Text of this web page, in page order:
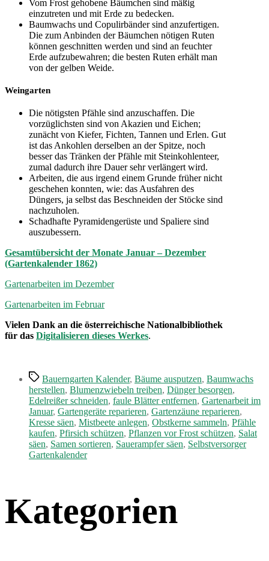
Vom Frost gehobene Bäumchen sind mäßig
einzutreten und mit Erde zu bedecken.
Baumwachs und Copulirbänder sind anzufertigen.
Die zum Anbinden der Bäumchen nötigen Ruten
können geschnitten werden und sind an feuchter
Erde aufzubewahren; die besten Ruten erhält man
von der gelben Weide.
Weingarten
Die nötigsten Pfähle sind anzuschaffen. Die
vorzüglichsten sind von Akazien und Eichen;
zunächt von Kiefer, Fichten, Tannen und Erlen. Gut
ist das Ankohlen derselben an der Spitze, noch
besser das Tränken der Pfähle mit Steinkohlenteer,
zumal dadurch ihre Dauer sehr verlängert wird.
Arbeiten, die aus irgend einem Grunde früher nicht
geschehen konnten, wie: das Ausfahren des
Düngers, ja selbst das Beschneiden der Stöcke sind
nachzuholen.
Schadhafte Pyramidengerüste und Spaliere sind
auszubessern.
Gesamtübersicht der Monate Januar – Dezember
(Gartenkalender 1862)
Gartenarbeiten im Dezember
Gartenarbeiten im Februar
Vielen Dank an die österreichische Nationalbibliothek
für das Digitalisieren dieses Werkes.
Schlagwörter
Bauerngarten Kalender, Bäume ausputzen, Baumwachs
herstellen, Blumenzwiebeln treiben, Dünger besorgen,
Edelreißer schneiden, faule Blätter entfernen, Gartenarbeit im
Januar, Gartengeräte reparieren, Gartenzäune reparieren,
Kresse säen, Mistbeete anlegen, Obstkerne sammeln, Pfähle
kaufen, Pfirsich schützen, Pflanzen vor Frost schützen, Salat
säen, Samen sortieren, Sauerampfer säen, Selbstversorger
Gartenkalender
Kategorien